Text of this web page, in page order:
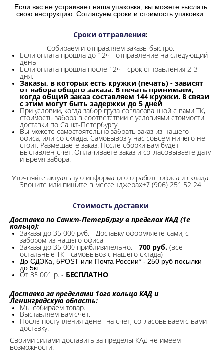
Если вас не устраивает наша упаковка, вы можете выслать
свою инструкцию. Согласуем сроки и стоимость упаковки.
Сроки отправления:
Собираем и отправляем заказы быстро.
Если оплата прошла до 12ч - отправление на следующий
день.
Если оплата прошла после 12ч - срок отправления 2-3
дня.
Заказы, в которых есть кружки (печать) - зависят
от набора общего заказа. В печать принимаем,
когда общий заказ составляем 144 кружки. В связи
с этим могут быть задержки до 5 дней
При условии, когда забор груза согласованной с вами ТК,
стоимость забора в соответствии с условиями стоимости
доставки по Санкт-Петербургу.
Вы можете самостоятельно забрать заказ из нашего
офиса, или со склада. Самовывоз у нас совсем ничего не
стоит. Размещаете заказ. После сборки вам будет
выставлен счет. Оплачиваете заказ и согласовываете дату
и время забора.
Уточняйте актуальную информацию о работе офиса и склада.
Звоните или пишите в мессенджерах+7 (906) 251 52 24
Стоимость доставки
Доставка по Санкт-Петербургу в пределах КАД (1е
кольцо):
Заказы до 35 000 руб. - Доставку оформляете сами, с
забором из нашего офиса
Заказы до 35 000 приблизительно. - 700 руб. (все
остальные ТК - самовывоз с нашего склада)
До СДЭКа, 5POST или Почта России* - 250 руб посылки
до 5кг
От 35 001 р. - БЕСПЛАТНО
Доставка за пределами 1ого кольца КАД и
Ленинградскую область:
Мы собираем товар.
Выставляем вам счет.
После поступления денег на счет, согласовываем с вами
доставку.
Своими силами доставить за пределы КАД не имеем
возможности.​